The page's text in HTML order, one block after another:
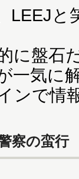
LEEJと
に盤石
一気に
ンで情
察の蛮行